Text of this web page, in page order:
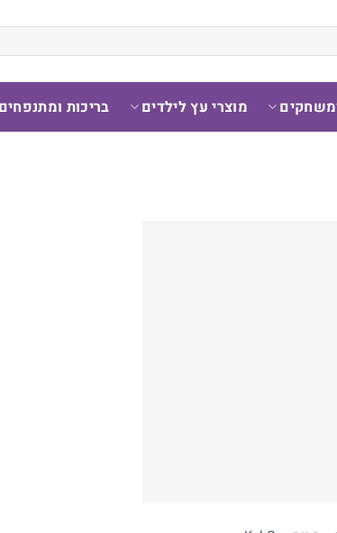
מוצרי עץ לילדים בריכות ומתנפחים